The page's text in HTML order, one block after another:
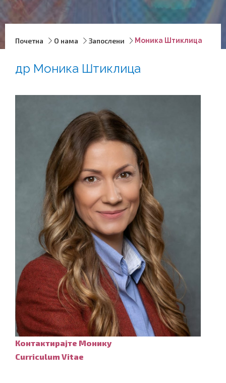
Почетна О нама Запослени Моника Штиклица
др Моника Штиклица
Контактирајте Монику
Curriculum Vitae